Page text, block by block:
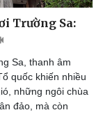
Trường Sa:
Sa, thanh âm
quốc khiến nhiều
những ngôi chùa
đảo, mà còn